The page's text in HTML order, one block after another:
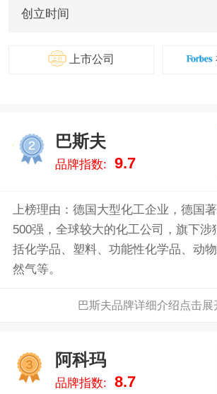
创立时间
上市公司
巴斯夫
品牌指数: 9.7
上榜理由：德国大型化工企业，德国
500强，全球较大的化工公司，旗下涉
括化学品、塑料、功能性化学品、动
然气等。
巴斯夫品牌详细介绍点击展
阿科玛
品牌指数: 8.7